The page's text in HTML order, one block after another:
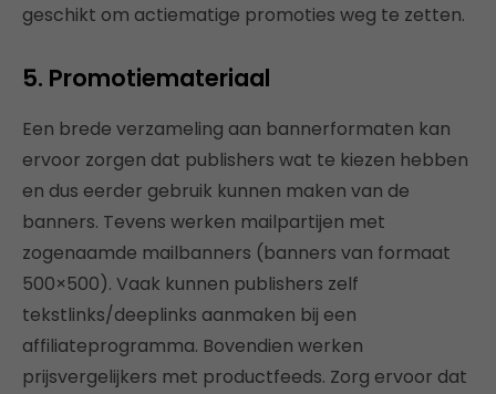
geschikt om actiematige promoties weg te zetten.
5. Promotiemateriaal
Een brede verzameling aan bannerformaten kan
ervoor zorgen dat publishers wat te kiezen hebben
en dus eerder gebruik kunnen maken van de
banners. Tevens werken mailpartijen met
zogenaamde mailbanners (banners van formaat
500×500). Vaak kunnen publishers zelf
tekstlinks/deeplinks aanmaken bij een
affiliateprogramma. Bovendien werken
prijsvergelijkers met productfeeds. Zorg ervoor dat